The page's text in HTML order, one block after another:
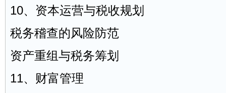
10、资本运营与税收规划
税务稽查的风险防范
资产重组与税务筹划
11、财富管理